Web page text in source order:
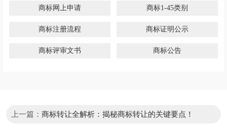
商标网上申请 商标1-45类别
商标注册流程 商标证明公示
商标评审文书 商标公告
上一篇： 商标转让全解析：揭秘商标转让的关键要点！